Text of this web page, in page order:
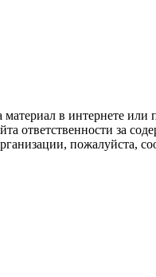
в интернете или
ответственности за
пожалуйста,